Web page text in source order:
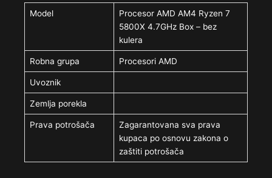
Model
Procesor AMD AM4 Ryzen 7
5800X 4.7GHz Box – bez
kulera
Robna grupa Procesori AMD
Uvoznik
Zemlja porekla
Prava potrošača
Zagarantovana sva prava
kupaca po osnovu zakona o
zaštiti potrošača